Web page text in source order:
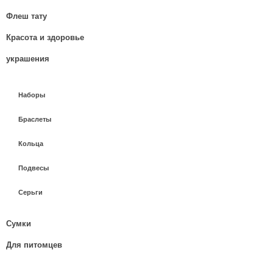
Флеш тату
Красота и здоровье
украшения
Наборы
Браслеты
Кольца
Подвесы
Серьги
Сумки
Для питомцев